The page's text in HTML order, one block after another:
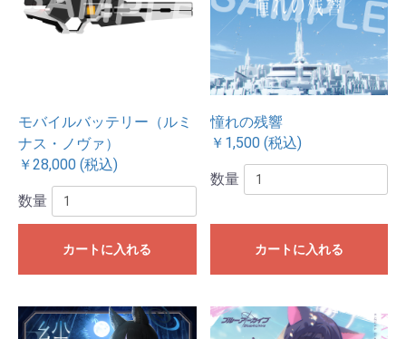
モバイルバッテリー（ルミ
ナス・ノヴァ）
￥28,000 (税込)
数量
カートに入れる
憧れの残響
￥1,500 (税込)
数量
カートに入れる